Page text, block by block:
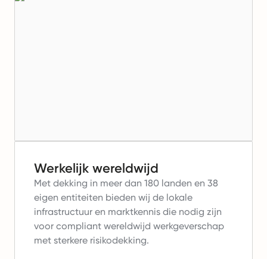
Werkelijk wereldwijd
Met dekking in meer dan 180 landen en 38
eigen entiteiten bieden wij de lokale
infrastructuur en marktkennis die nodig zijn
voor compliant wereldwijd werkgeverschap
met sterkere risikodekking.